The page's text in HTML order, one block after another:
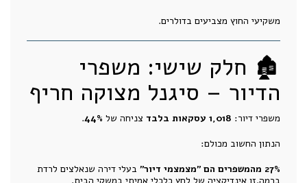
משקיעי החוץ מצביעים בדולרים.
🏚️ חלק שישי: משפרי
הדיור – סיגנל מצוקה חריף
משפרי דיור: 1,018 עסקאות בלבד צניחה של 44%
.
הנתון החשוב מכולם:
27% מהמשפרים הם "מצמצמי דיור"
בעלי דירה שנאלצים לרדת